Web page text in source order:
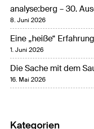
analyse:berg – 30.
8. Juni 2026
Eine „heiße“ Erfahrung
1. Juni 2026
Die Sache mit dem
16. Mai 2026
Kategorien